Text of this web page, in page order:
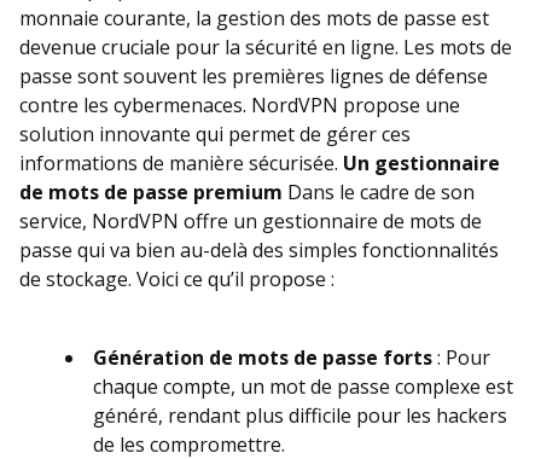
monnaie courante, la gestion des mots de passe est
devenue cruciale pour la sécurité en ligne. Les mots de
passe sont souvent les premières lignes de défense
contre les cybermenaces. NordVPN propose une
solution innovante qui permet de gérer ces
informations de manière sécurisée. Un gestionnaire
de mots de passe premium Dans le cadre de son
service, NordVPN offre un gestionnaire de mots de
passe qui va bien au-delà des simples fonctionnalités
de stockage. Voici ce qu’il propose :
Génération de mots de passe forts: Pour
chaque compte, un mot de passe complexe est
généré, rendant plus difficile pour les hackers
de les compromettre.